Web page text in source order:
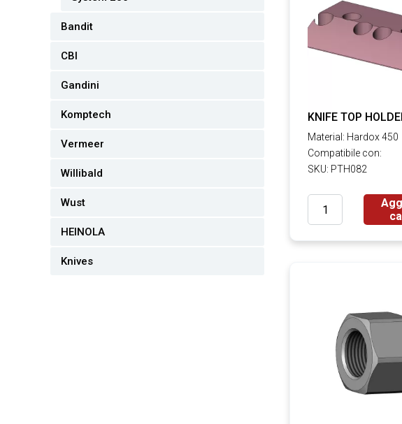
Bandit
CBI
Gandini
Komptech
Vermeer
Willibald
Wust
HEINOLA
Knives
KNIFE TOP
Material: Hardox 450
Compatibile con:
SKU: PTH082